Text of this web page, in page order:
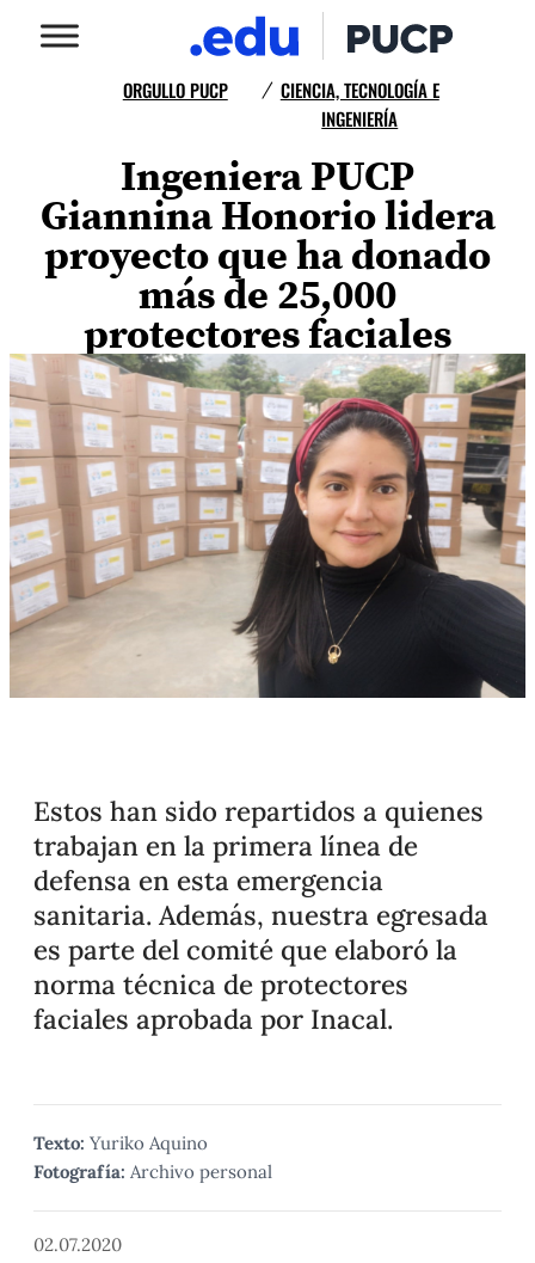
ORGULLO PUCP / CIENCIA, TECNOLOGÍA E
INGENIERÍA
Ingeniera PUCP
Giannina Honorio lidera
proyecto que ha donado
más de 25,000
protectores faciales
Estos han sido repartidos a quienes
trabajan en la primera línea de
defensa en esta emergencia
sanitaria. Además, nuestra egresada
es parte del comité que elaboró la
norma técnica de protectores
faciales aprobada por Inacal.
Texto: Yuriko Aquino
Fotografía: Archivo personal
02.07.2020